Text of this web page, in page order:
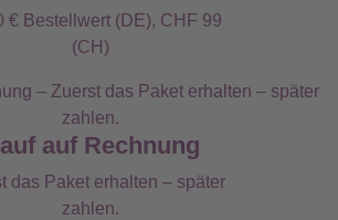
€ Bestellwert (DE), CHF 99
(CH)
auf Rechnung
das Paket erhalten – später
zahlen.